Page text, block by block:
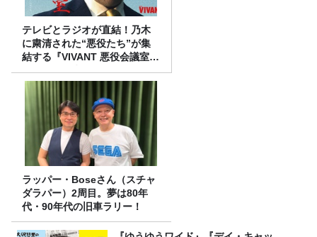
テレビとラジオが直結！乃木
に粛清された“悪役たち”が集
結する『VIVANT 悪役会議室』
7/26(日)23時スタート！
ラッパー・Boseさん（スチャ
ダラパー）2周目。夢は80年
代・90年代の旧車ラリー！